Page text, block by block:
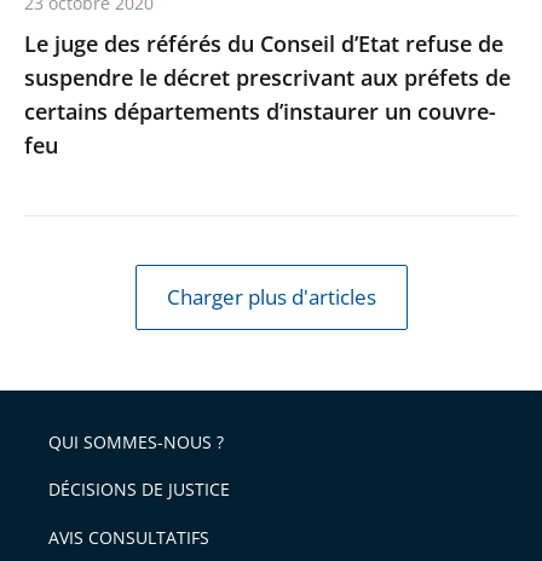
décret
prescrivant
aux
préfets
de
Le juge des référés du Conseil d’Etat refuse de
suspendre le décret prescrivant aux préfets de
certains départements d’instaurer un couvre-
feu
Charger plus d'articles
QUI SOMMES-NOUS ?
DÉCISIONS DE JUSTICE
AVIS CONSULTATIFS